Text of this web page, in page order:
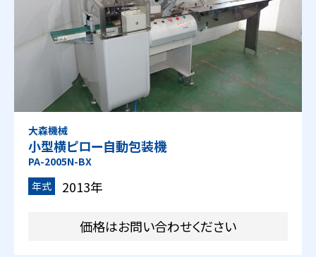
大森機械
小型横ピロー自動包装機
PA-2005N-BX
年式
2013年
価格はお問い合わせください